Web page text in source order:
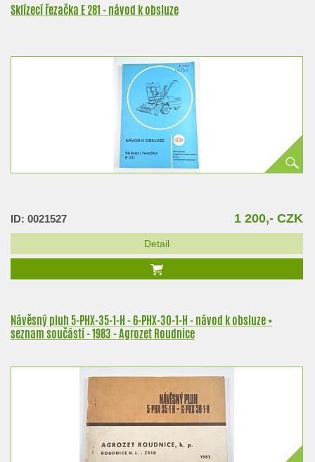
Sklízecí řezačka E 281 - návod k obsluze
ID: 0021527 1 200,- CZK
Detail
Návěsný pluh 5-PHX-35-1-H - 6-PHX-30-1-H - návod k obsluze +
seznam součástí - 1983 - Agrozet Roudnice